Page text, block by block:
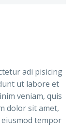
adi pisicing
ut labore et
veniam, quis
dolor sit amet,
tempor